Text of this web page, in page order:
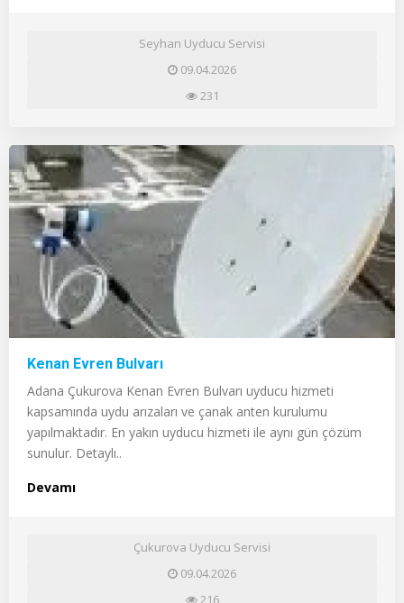
Seyhan Uyducu Servisi
09.04.2026
231
Kenan Evren Bulvarı
Adana Çukurova Kenan Evren Bulvarı uyducu hizmeti
kapsamında uydu arızaları ve çanak anten kurulumu
yapılmaktadır. En yakın uyducu hizmeti ile aynı gün çözüm
sunulur. Detaylı..
Devamı
Çukurova Uyducu Servisi
09.04.2026